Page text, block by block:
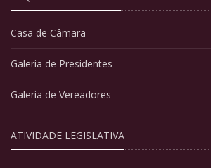
Casa de Câmara
Galeria de Presidentes
Galeria de Vereadores
ATIVIDADE LEGISLATIVA